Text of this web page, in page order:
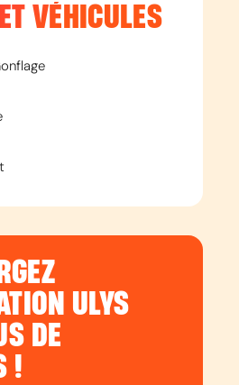
VÉHICULES
ULYS
DE
!